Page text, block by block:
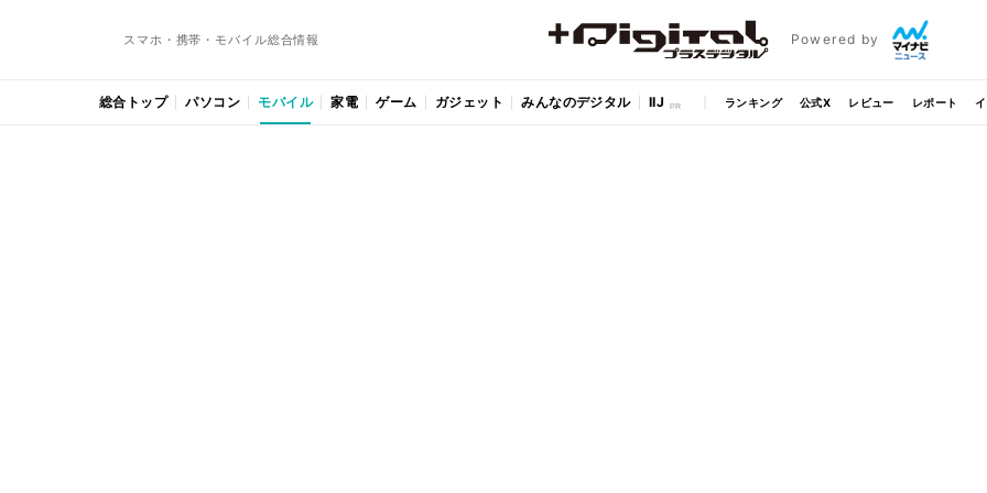
スマホ・携帯・モバイル総合情報 Powered by
総合トップ パソコン モバイル 家電 ゲーム ガジェット みんなのデジタル IIJ ランキング 公式X レビュー レポート